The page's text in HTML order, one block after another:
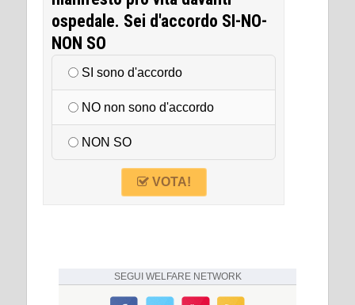
ospedale. Sei d'accordo SI-NO-
NON SO
SI sono d'accordo
NO non sono d'accordo
NON SO
VOTA!
SEGUI WELFARE NETWORK